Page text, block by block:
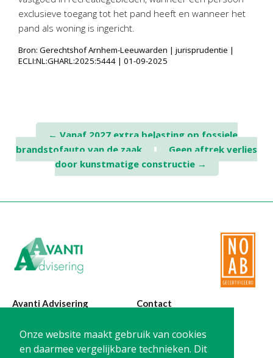
Onze website maakt gebruik van cookies
en daarmee vergelijkbare technieken. Dit
exclusieve toegang tot het pand heeft en wanneer het
pand als woning is ingericht.
Bron: Gerechtshof Arnhem-Leeuwarden | jurisprudentie |
ECLI:NL:GHARL:2025:5444 | 01-09-2025
Post
navigation
← Vanaf 2027 extra belasting op fossiele
brandstofauto van de zaak
Geen aftrek verlies
door kunstmatige constructie →
Avanti Advisering
Poelstraat 4
1441 RR Purmerend
Contact
T: 0299-420870
@:
info@avanti-